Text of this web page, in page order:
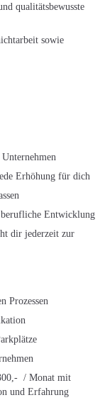
qualitätsbewusste
sowie
Erhöhung für dich
Entwicklung
dir jederzeit zur
Prozessen
/ Monat mit
und Erfahrung